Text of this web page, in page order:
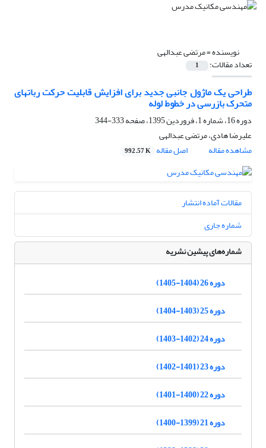
نویسنده =مرتضی عبدالهی
تعداد مقالات: 1
طراحی یک ماژول جانبی جدید برای افزایش قابلیت حرکت رباتهای
متحرک بازرسی در خطوط لوله
دوره 16، شماره 1، فروردین 1395، صفحه
333-344
علیرضا هادی، مرتضی عبدالهی
مشاهده مقاله
اصل مقاله 992.57 K
مقالات آماده انتشار
شماره جاری
شماره‌های پیشین نشریه
دوره 26 (1404-1405)
دوره 25 (1403-1404)
دوره 24 (1402-1403)
دوره 23 (1401-1402)
دوره 22 (1400-1401)
دوره 21 (1399-1400)